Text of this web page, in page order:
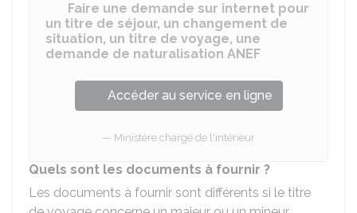
Faire une demande sur internet pour
un titre de séjour, un changement de
situation, un titre de voyage, une
demande de naturalisation ANEF
Accéder au service en ligne
Ministère chargé de l'intérieur
Quels sont les documents à fournir ?
Les documents à fournir sont différents si le titre